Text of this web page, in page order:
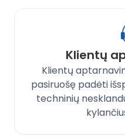
Klientų
Klientų
pasiruošę padėti
techninių